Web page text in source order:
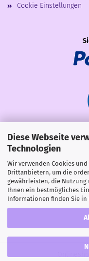
Diese Webseite
Technologien
Wir verwenden Cookies
Drittanbietern, um die
gewährleisten, die Nutzung
Ihnen ein bestmögliches
Informationen finden Sie in
Cookie Einstellungen